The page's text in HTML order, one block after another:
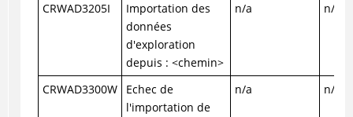
CRWAD3205I
Importation des
données
d'exploration
depuis : <chemin>
n/a n/a
CRWAD3300W
Echec de
l'importation de
n/a n/a